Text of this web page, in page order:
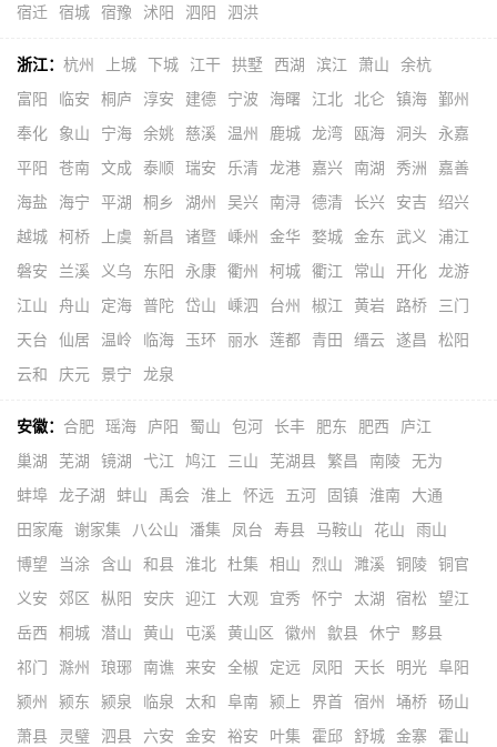
宿迁
宿城 宿豫 沭阳 泗阳 泗洪
浙江： 杭州 上城 下城 江干 拱墅 西湖 滨江 萧山
余杭
富阳
临安 桐庐 淳安 建德 宁波 海曙 江北 北仑 镇海
鄞州
奉化
象山 宁海 余姚 慈溪 温州 鹿城 龙湾 瓯海 洞头
永嘉
平阳
苍南 文成 泰顺 瑞安 乐清 龙港 嘉兴 南湖 秀洲
嘉善
海盐
海宁 平湖 桐乡 湖州 吴兴 南浔 德清 长兴 安吉
绍兴
越城
柯桥 上虞 新昌 诸暨 嵊州 金华 婺城 金东 武义
浦江
磐安
兰溪 义乌 东阳 永康 衢州 柯城 衢江 常山 开化
龙游
江山
舟山 定海 普陀 岱山 嵊泗 台州 椒江 黄岩 路桥
三门
天台
仙居 温岭 临海 玉环 丽水 莲都 青田 缙云 遂昌
松阳
云和
庆元 景宁 龙泉
安徽： 合肥 瑶海 庐阳 蜀山 包河 长丰 肥东 肥西
庐江
巢湖
芜湖 镜湖 弋江 鸠江 三山 芜湖县 繁昌 南陵
无为
蚌埠
龙子湖 蚌山 禹会 淮上 怀远 五河 固镇 淮南
大通
田家庵
谢家集 八公山 潘集 凤台 寿县 马鞍山 花山
雨山
博望
当涂 含山 和县 淮北 杜集 相山 烈山 濉溪 铜陵
铜官
义安
郊区 枞阳 安庆 迎江 大观 宜秀 怀宁 太湖 宿松
望江
岳西
桐城 潜山 黄山 屯溪 黄山区 徽州 歙县 休宁
黟县
祁门
滁州 琅琊 南谯 来安 全椒 定远 凤阳 天长 明光
阜阳
颍州
颍东 颍泉 临泉 太和 阜南 颍上 界首 宿州 埇桥
砀山
萧县
灵璧 泗县 六安 金安 裕安 叶集 霍邱 舒城 金寨
霍山